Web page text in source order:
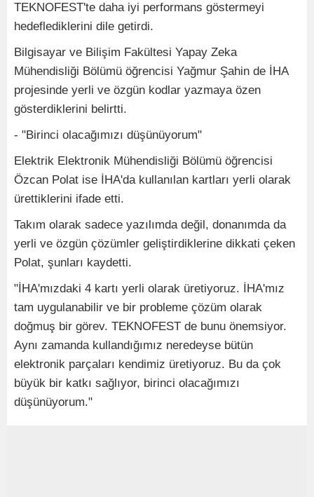
TEKNOFEST'te daha iyi performans göstermeyi
hedeflediklerini dile getirdi.
Bilgisayar ve Bilişim Fakültesi Yapay Zeka
Mühendisliği Bölümü öğrencisi Yağmur Şahin de İHA
projesinde yerli ve özgün kodlar yazmaya özen
gösterdiklerini belirtti.
- "Birinci olacağımızı düşünüyorum"
Elektrik Elektronik Mühendisliği Bölümü öğrencisi
Özcan Polat ise İHA'da kullanılan kartları yerli olarak
ürettiklerini ifade etti.
Takım olarak sadece yazılımda değil, donanımda da
yerli ve özgün çözümler geliştirdiklerine dikkati çeken
Polat, şunları kaydetti.
"İHA'mızdaki 4 kartı yerli olarak üretiyoruz. İHA'mız
tam uygulanabilir ve bir probleme çözüm olarak
doğmuş bir görev. TEKNOFEST de bunu önemsiyor.
Aynı zamanda kullandığımız neredeyse bütün
elektronik parçaları kendimiz üretiyoruz. Bu da çok
büyük bir katkı sağlıyor, birinci olacağımızı
düşünüyorum."